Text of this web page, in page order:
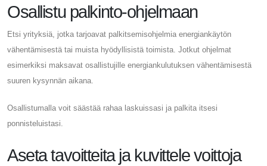
Osallistu palkinto-ohjelmaan
Etsi yrityksiä, jotka tarjoavat palkitsemisohjelmia energiankäytön
vähentämisestä tai muista hyödyllisistä toimista. Jotkut ohjelmat
esimerkiksi maksavat osallistujille energiankulutuksen vähentämisestä
suuren kysynnän aikana.
Osallistumalla voit säästää rahaa laskuissasi ja palkita itsesi
ponnisteluistasi.
Aseta tavoitteita ja kuvittele voittoja